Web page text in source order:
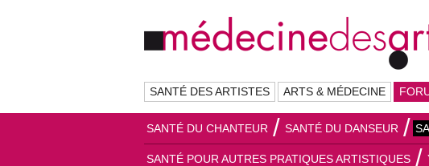
SANTÉ DES ARTISTES ARTS & MÉDECINE
SANTÉ DU CHANTEUR SANTÉ DU DANSEUR
SANTÉ POUR AUTRES PRATIQUES ARTISTIQUES